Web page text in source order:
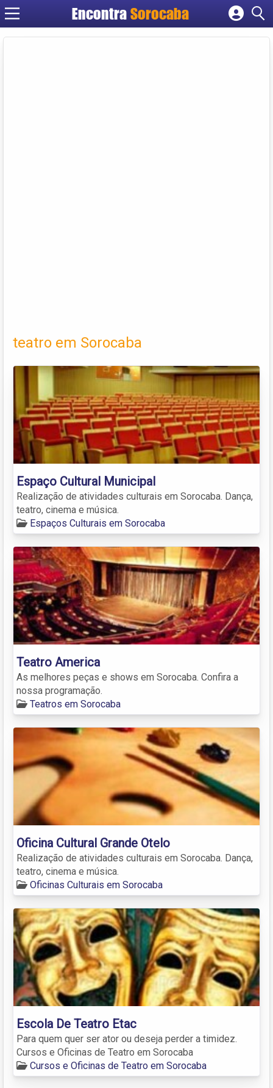
EncontraSorocaba
Cadastrar empresa
teatro em Sorocaba
Espaço Cultural Municipal
Realização de atividades culturais em Sorocaba. Dança,
teatro, cinema e música.
Espaços Culturais em Sorocaba
Teatro America
As melhores peças e shows em Sorocaba. Confira a
nossa programação.
Teatros em Sorocaba
Oficina Cultural Grande Otelo
Realização de atividades culturais em Sorocaba. Dança,
teatro, cinema e música.
Oficinas Culturais em Sorocaba
Escola De Teatro Etac
Para quem quer ser ator ou deseja perder a timidez.
Cursos e Oficinas de Teatro em Sorocaba
Cursos e Oficinas de Teatro em Sorocaba